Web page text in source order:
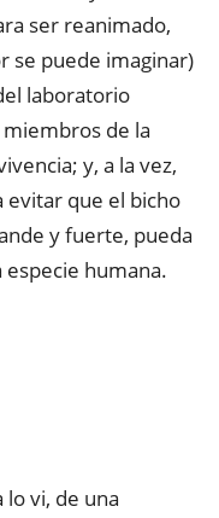
ser reanimado,
se puede imaginar)
laboratorio
de la
y, a la vez,
evitar que el bicho
y fuerte, pueda
especie humana.
lo vi, de una